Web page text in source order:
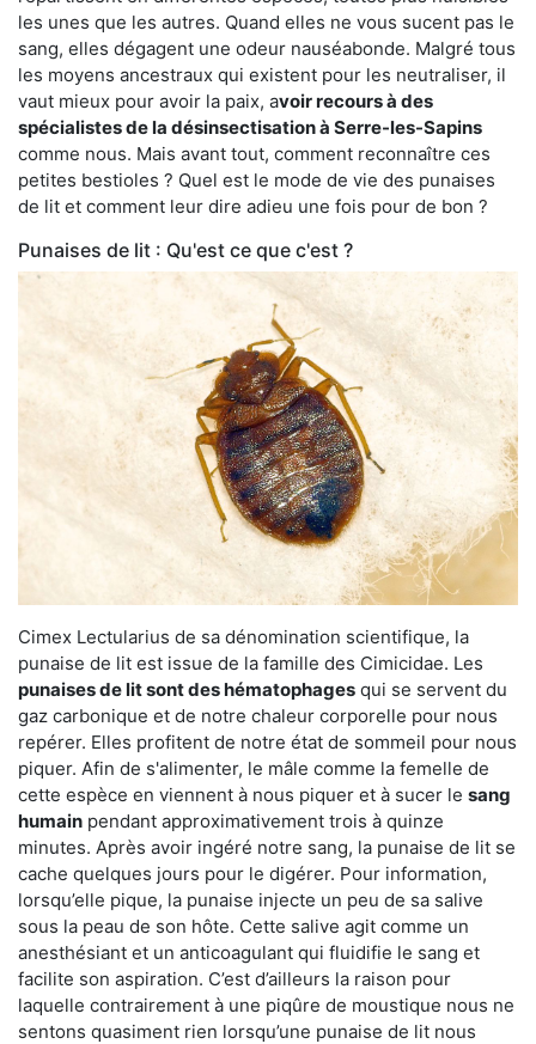
les unes que les autres. Quand elles ne vous sucent pas le
sang, elles dégagent une odeur nauséabonde. Malgré tous
les moyens ancestraux qui existent pour les neutraliser, il
vaut mieux pour avoir la paix, avoir recours à des
spécialistes de la désinsectisation à Serre-les-Sapins
comme nous. Mais avant tout, comment reconnaître ces
petites bestioles ? Quel est le mode de vie des punaises
de lit et comment leur dire adieu une fois pour de bon ?
Punaises de lit : Qu'est ce que c'est ?
Cimex Lectularius de sa dénomination scientifique, la
punaise de lit est issue de la famille des Cimicidae. Les
punaises de lit sont des hématophages qui se servent du
gaz carbonique et de notre chaleur corporelle pour nous
repérer. Elles profitent de notre état de sommeil pour nous
piquer. Afin de s'alimenter, le mâle comme la femelle de
cette espèce en viennent à nous piquer et à sucer le sang
humain pendant approximativement trois à quinze
minutes. Après avoir ingéré notre sang, la punaise de lit se
cache quelques jours pour le digérer. Pour information,
lorsqu’elle pique, la punaise injecte un peu de sa salive
sous la peau de son hôte. Cette salive agit comme un
anesthésiant et un anticoagulant qui fluidifie le sang et
facilite son aspiration. C’est d’ailleurs la raison pour
laquelle contrairement à une piqûre de moustique nous ne
sentons quasiment rien lorsqu’une punaise de lit nous